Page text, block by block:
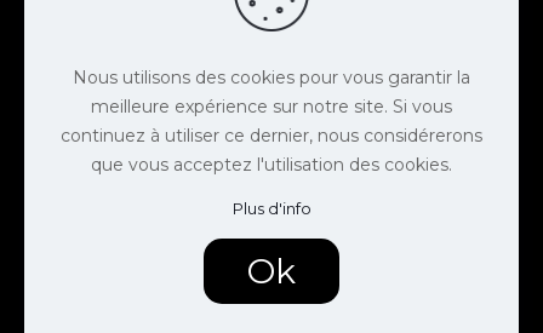
Actus
Espace presse
Politique de confidentialité
Nous utilisons des cookies pour vous garantir la
meilleure expérience sur notre site. Si vous
continuez à utiliser ce dernier, nous considérerons
que vous acceptez l'utilisation des cookies.
Plus d'info
Ok